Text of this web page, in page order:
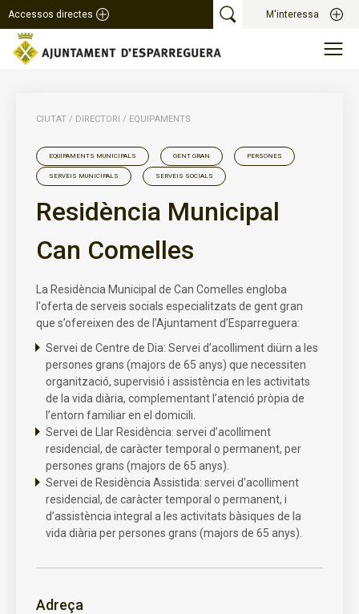
Accessos directes M'interessa
CIUTAT / DIRECTORI / EQUIPAMENTS
EQUIPAMENTS MUNICIPALS GENT GRAN PERSONES
SERVEIS MUNICIPALS SERVEIS SOCIALS
Residència Municipal
Can Comelles
La Residència Municipal de Can Comelles engloba
l'oferta de serveis socials especialitzats de gent gran
que s’ofereixen des de l’Ajuntament d’Esparreguera:
Servei de Centre de Dia: Servei d’acolliment diürn a les
persones grans (majors de 65 anys) que necessiten
organització, supervisió i assistència en les activitats
de la vida diària, complementant l’atenció pròpia de
l’entorn familiar en el domicili.
Servei de Llar Residència: servei d’acolliment
residencial, de caràcter temporal o permanent, per
persones grans (majors de 65 anys).
Servei de Residència Assistida: servei d’acolliment
residencial, de caràcter temporal o permanent, i
d’assistència integral a les activitats bàsiques de la
vida diària per persones grans (majors de 65 anys).
Adreça